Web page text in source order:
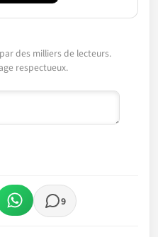
des milliers de lecteurs.
respectueux.
9